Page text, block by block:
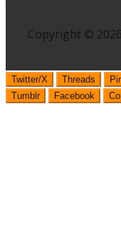
Copyright © 2026
Twitter/X Threads
Tumblr
Facebook